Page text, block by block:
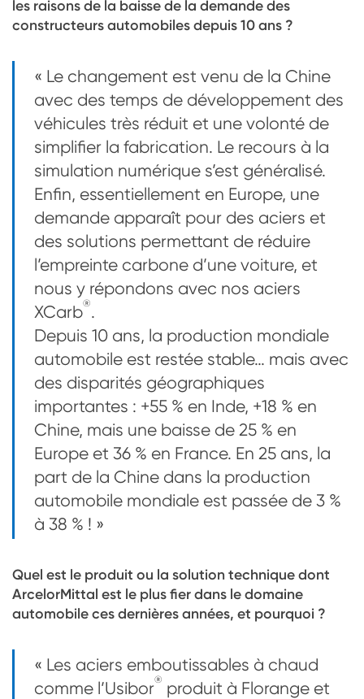
les raisons de la baisse de la demande des
constructeurs automobiles depuis 10 ans ?
« Le changement est venu de la Chine
avec des temps de développement des
véhicules très réduit et une volonté de
simplifier la fabrication. Le recours à la
simulation numérique s’est généralisé.
Enfin, essentiellement en Europe, une
demande apparaît pour des aciers et
des solutions permettant de réduire
l’empreinte carbone d’une voiture, et
nous y répondons avec nos aciers
XCarb®.
Depuis 10 ans, la production mondiale
automobile est restée stable… mais avec
des disparités géographiques
importantes : +55 % en Inde, +18 % en
Chine, mais une baisse de 25 % en
Europe et 36 % en France. En 25 ans, la
part de la Chine dans la production
automobile mondiale est passée de 3 %
à 38 % ! »
Quel est le produit ou la solution technique dont
ArcelorMittal est le plus fier dans le domaine
automobile ces dernières années, et pourquoi ?
« Les aciers emboutissables à chaud
comme l’Usibor® produit à Florange et